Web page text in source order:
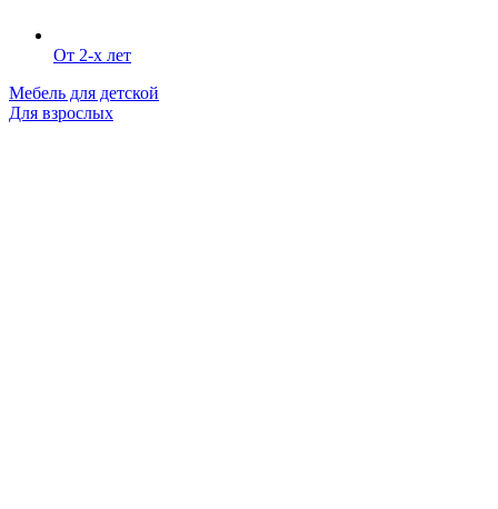
От 2-х лет
Мебель для детской
Для взрослых